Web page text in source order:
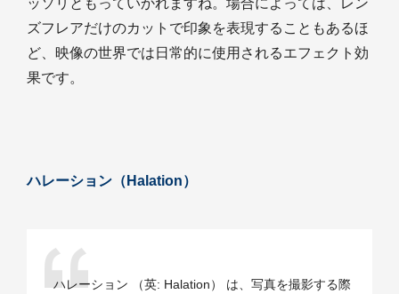
ズフレアだけのカットで印象を表現することもあるほ
ど、映像の世界では日常的に使用されるエフェクト効
果です。
ハレーション（Halation）
ハレーション （英: Halation） は、写真を撮影する際